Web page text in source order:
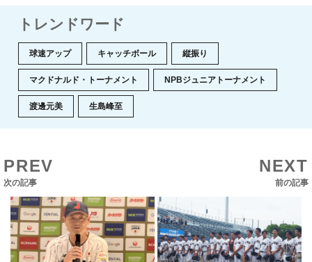
トレンドワード
球速アップ キャッチボール 縦振り
マクドナルド・トーナメント NPBジュニアトーナメント
渡邊元美 生島峰至
PREV
次の記事
NEXT
前の記事